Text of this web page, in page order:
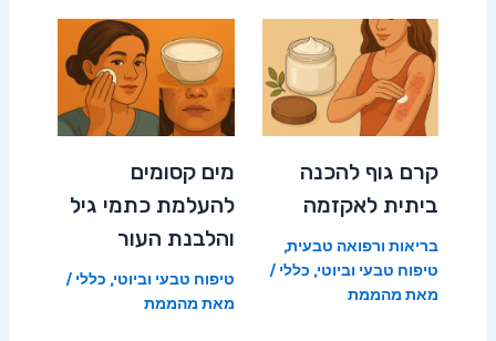
קרם גוף להכנה
ביתית לאקזמה
בריאות ורפואה טבעית,
טיפוח טבעי וביוטי, כללי /
מאת מהממת
מים קסומים
להעלמת כתמי גיל
והלבנת העור
טיפוח טבעי וביוטי, כללי /
מאת מהממת